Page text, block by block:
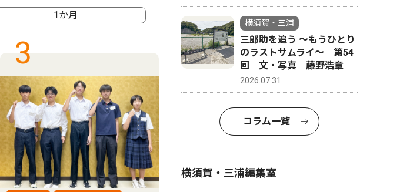
1か月
3 4
横須賀・三浦
三郎助を追う 〜もうひとり
のラストサムライ〜 第54
回 文・写真 藤野浩章
2026.07.31
コラム一覧
横須賀・三浦編集室